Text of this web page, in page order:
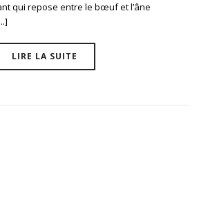
qui repose entre le bœuf et l’âne
LIRE LA SUITE